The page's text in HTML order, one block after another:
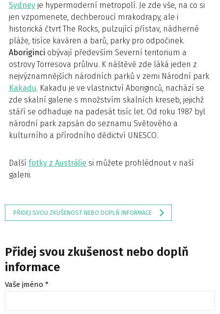
Sydney je hypermoderní metropolí. Je zde vše, na co si
jen vzpomenete, dechberoucí mrakodrapy, ale i
historická čtvrť The Rocks, pulzující přístav, nádherné
pláže, tisíce kaváren a barů, parky pro odpočinek.
Aboriginci obývají především Severní teritorium a
ostrovy Torresova průlivu. K náštěvě zde láká jeden z
nejvýznamnějších národních parků v zemi Národní park
Kakadu. Kakadu je ve vlastnictví Aboriginců, nachází se
zde skalní galerie s množstvím skalních kreseb, jejichž
stáří se odhaduje na padesát tisíc let. Od roku 1987 byl
národní park zapsán do seznamu Světového a
kulturního a přírodního dědictví UNESCO.
Další fotky z Austrálie si můžete prohlédnout v naší
galerii.
PŘIDEJ SVOU ZKUŠENOST NEBO DOPLŇ INFORMACE
Přidej svou zkušenost nebo doplň
informace
Vaše jméno *